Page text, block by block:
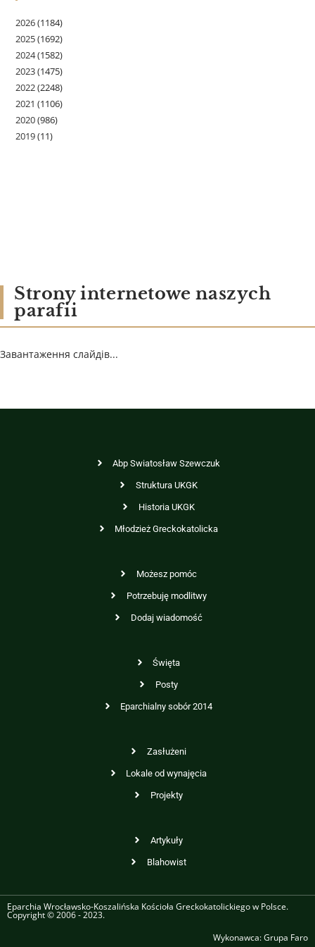
2026(1184)
2025(1692)
2024(1582)
2023(1475)
2022(2248)
2021 (1106)
2020(986)
2019(11)
Strony internetowe naszych
parafii
Завантаження слайдів...
Abp Swiatosław Szewczuk
Struktura UKGK
Historia UKGK
Młodzież Greckokatolicka
Możesz pomóc
Potrzebuję modlitwy
Dodaj wiadomość
Święta
Posty
Eparchialny sobór 2014
Zasłużeni
Lokale od wynajęcia
Projekty
Artykuły
Blahowist
Eparchia Wrocławsko-Koszalińska Kościoła Greckokatolickiego w Polsce.
Copyright © 2006 - 2023.
Wykonawca:Grupa Faro